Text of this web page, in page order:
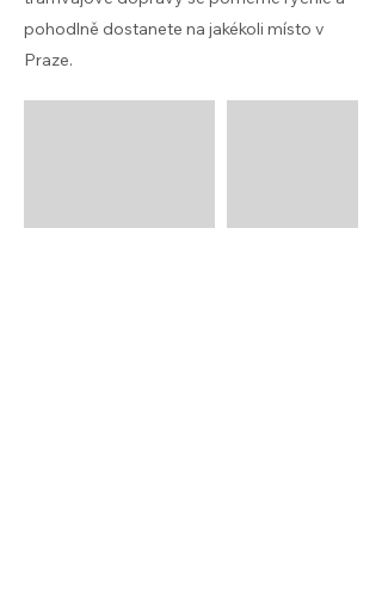
pohodlně dostanete na jakékoli místo v
Praze.